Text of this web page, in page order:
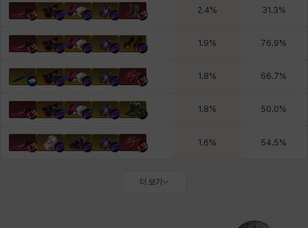
2.4% 31.3%
1.9% 76.9%
1.8% 66.7%
1.8% 50.0%
1.6% 54.5%
더 보기